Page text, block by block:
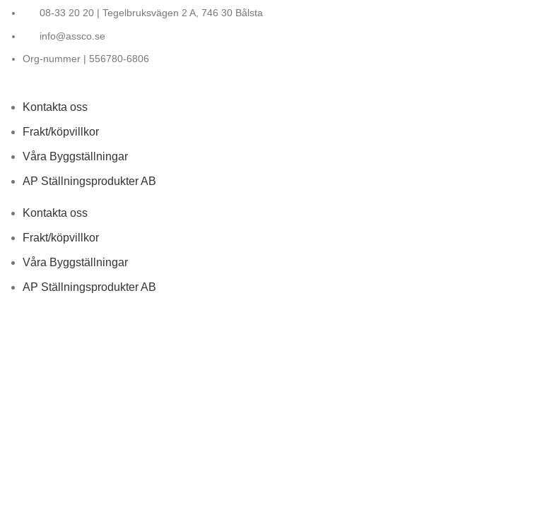
08-33 20 20 | Tegelbruksvägen 2 A, 746 30 Bålsta
info@assco.se
Org-nummer | 556780-6806
Kontakta oss
Frakt/köpvillkor
Våra Byggställningar
AP Ställningsprodukter AB
Kontakta oss
Frakt/köpvillkor
Våra Byggställningar
AP Ställningsprodukter AB